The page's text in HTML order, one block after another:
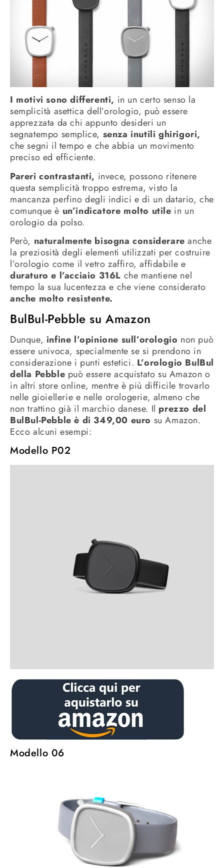
I motivi sono differenti, in un certo senso la
semplicità asettica dell’orologio, può essere
apprezzata da chi appunto desideri un
segnatempo semplice, senza inutili ghirigori,
che segni il tempo e che abbia un movimento
preciso ed efficiente.
Pareri contrastanti, invece, possono ritenere
questa semplicità troppo estrema, visto la
mancanza perfino degli indici e di un datario, che
comunque è un’indicatore molto utile in un
orologio da polso.
Però, naturalmente bisogna considerare anche
la preziosità degli elementi utilizzati per costruire
l’orologio come il vetro zaffiro, affidabile e
duraturo e l’acciaio 316L che mantiene nel
tempo la sua lucentezza e che viene considerato
anche molto resistente.
BulBul-Pebble su Amazon
Dunque, infine l’opinione sull’orologio non può
essere univoca, specialmente se si prendono in
considerazione i punti estetici. L’orologio BulBul
della Pebble può essere acquistato su Amazon o
in altri store online, mentre è più difficile trovarlo
nelle gioiellerie e nelle orologerie, almeno che
non trattino già il marchio danese. Il prezzo del
BulBul-Pebble è di 349,00 euro su Amazon.
Ecco alcuni esempi:
Modello P02
Modello 06